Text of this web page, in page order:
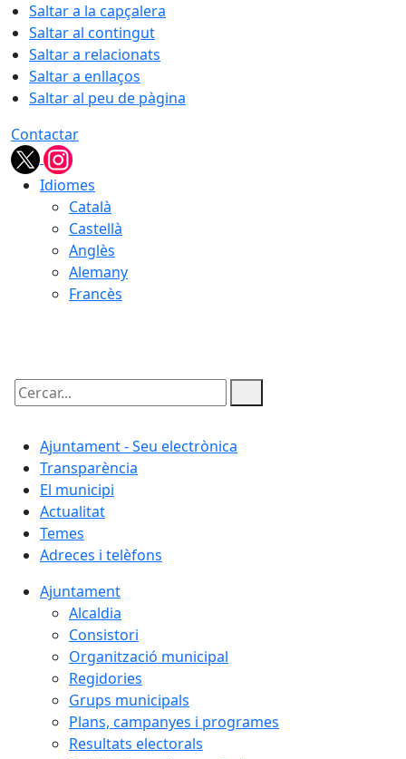
Saltar a la capçalera
Saltar al contingut
Saltar a relacionats
Saltar a enllaços
Saltar al peu de pàgina
Contactar
Idiomes
Català
Castellà
Anglès
Alemany
Francès
Cercar:
Ajuntament - Seu electrònica
Transparència
El municipi
Actualitat
Temes
Adreces i telèfons
Ajuntament
Alcaldia
Consistori
Organització municipal
Regidories
Grups municipals
Plans, campanyes i programes
Resultats electorals